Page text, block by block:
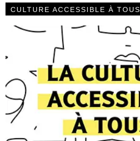
CULTURE ACCESSIBLE À TOUS